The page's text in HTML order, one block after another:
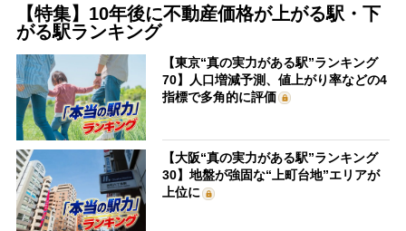
【特集】10年後に不動産価格が上がる駅・下
がる駅ランキング
【東京“真の実力がある駅”ランキング
70】人口増減予測、値上がり率などの4
指標で多角的に評価
【大阪“真の実力がある駅”ランキング
30】地盤が強固な“上町台地”エリアが
上位に